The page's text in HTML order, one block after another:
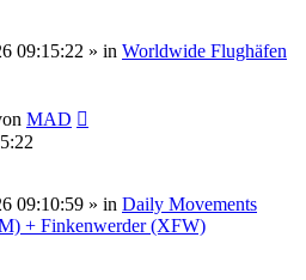
09:15:22 » in Worldwide Flughäfen
MAD
09:10:59 » in Daily Movements
+ Finkenwerder (XFW)